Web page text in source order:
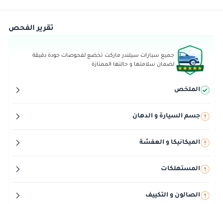
تقرير الفحص
جميع سيارات سيلندر ماركت تخضع لفحوصات جودة دقيقة
لضمان سلامتها و حالتها الممتازة
الملخص
جسم السيارة و الدهان
الميكانيكا و العفشة
المستهلكات
الصالون و التكييف